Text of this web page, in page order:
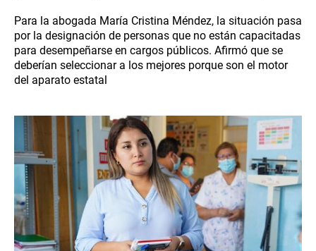
Para la abogada María Cristina Méndez, la situación pasa
por la designación de personas que no están capacitadas
para desempeñarse en cargos públicos. Afirmó que se
deberían seleccionar a los mejores porque son el motor
del aparato estatal